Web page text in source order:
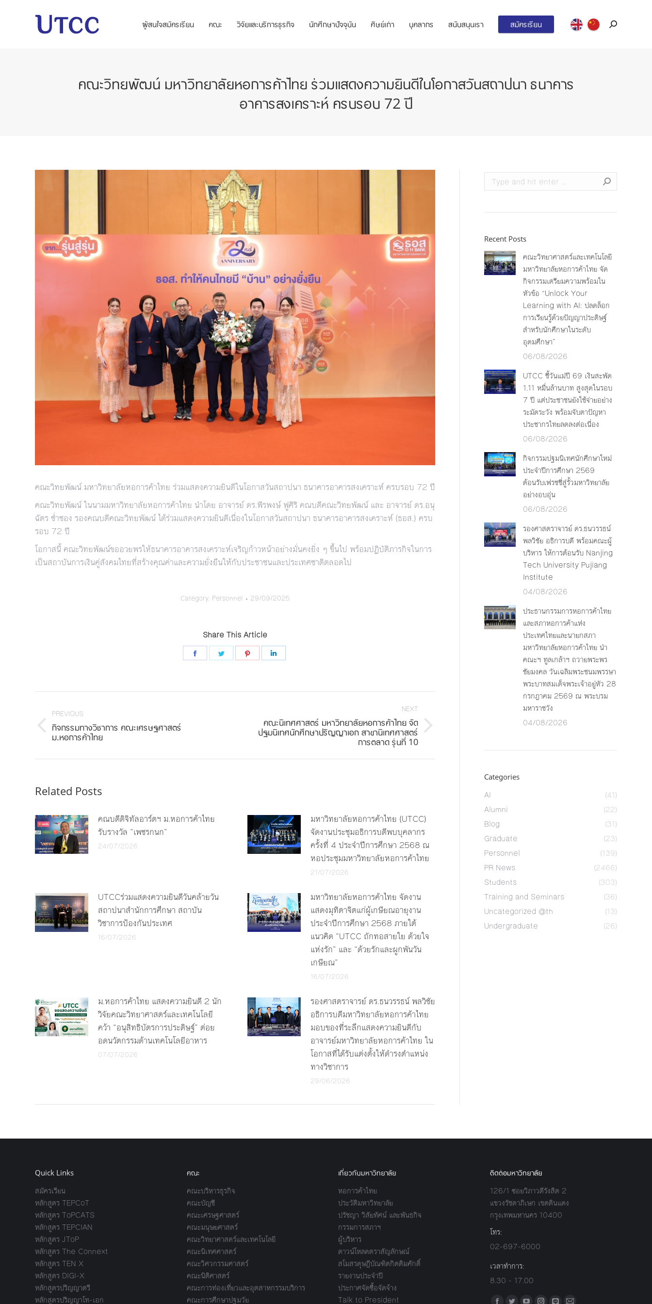
ผู้สนใจสมัครเรียน คณะ วิจัยและบริการธุรกิจ นักศึกษาปัจจุบัน ศิษย์เก่า บุคลากร สนับสนุนเรา สมัครเรียน Search:
คณะวิทยพัฒน์ มหาวิทยาลัยหอการค้าไทย ร่วมแสดงความยินดีในโอกาสวันสถาปนา ธนาคาร
อาคารสงเคราะห์ ครบรอบ 72 ปี
คณะวิทยพัฒน์ มหาวิทยาลัยหอการค้าไทย ร่วมแสดงความยินดีในโอกาสวันสถาปนา ธนาคารอาคารสงเคราะห์ ครบรอบ 72 ปี
คณะวิทยพัฒน์ ในนามมหาวิทยาลัยหอการค้าไทย นำโดย อาจารย์ ดร.พีรพงษ์ ฟูศิริ คณบดีคณะวิทยพัฒน์ และ อาจารย์ ดร.อนุ
ฉัตร ช่ำชอง รองคณบดีคณะวิทยพัฒน์ ได้ร่วมแสดงความยินดีเนื่องในโอกาสวันสถาปนา ธนาคารอาคารสงเคราะห์ (ธอส.) ครบ
รอบ 72 ปี
โอกาสนี้ คณะวิทยพัฒน์ขออวยพรให้ธนาคารอาคารสงเคราะห์เจริญก้าวหน้าอย่างมั่นคงยิ่ง ๆ ขึ้นไป พร้อมปฏิบัติภารกิจในการ
เป็นสถาบันการเงินคู่สังคมไทยที่สร้างคุณค่าและความยั่งยืนให้กับประชาชนและประเทศชาติตลอดไป
Category: Personnel 29/09/2025
Share This Article
Share Share
Share
navigation
PREVIOUS
Previous
post:
กิจกรรมทางวิชาการ คณะเศรษฐศาสตร์
ม.หอการค้าไทย
NEXT
Next
คณะนิเทศศาสตร์ มหาวิทยาลัยหอการค้าไทย จัด
ปฐมนิเทศนักศึกษาปริญญาเอก สาขานิเทศศาสตร์
การตลาด รุ่นที่ 10
Related Posts
คณบดีดิจิทัลอาร์ตฯ ม.หอการค้าไทย
รับรางวัล “เพชรกนก”
24/07/2026
มหาวิทยาลัยหอการค้าไทย (UTCC)
จัดงานประชุมอธิการบดีพบบุคลากร
ครั้งที่ 4 ประจำปีการศึกษา 2568 ณ
หอประชุมมหาวิทยาลัยหอการค้าไทย
21/07/2026
UTCCร่วมแสดงความยินดีวันคล้ายวัน
สถาปนาสำนักการศึกษา สถาบัน
วิชาการป้องกันประเทศ
16/07/2026
มหาวิทยาลัยหอการค้าไทย จัดงาน
แสดงมุทิตาจิตแก่ผู้เกษียณอายุงาน
ประจำปีการศึกษา 2568 ภายใต้
แนวคิด “UTCC ถักทอสายใย ด้วยใจ
แห่งรัก” และ “ด้วยรักและผูกพันวัน
เกษียณ”
16/07/2026
ม.หอการค้าไทย แสดงความยินดี 2 นัก
วิจัยคณะวิทยาศาสตร์และเทคโนโลยี
คว้า “อนุสิทธิบัตรการประดิษฐ์” ต่อย
อดนวัตกรรมด้านเทคโนโลยีอาหาร
07/07/2026
รองศาสตราจารย์ ดร.ธนวรรธน์ พลวิชัย
อธิการบดีมหาวิทยาลัยหอการค้าไทย
มอบของที่ระลึกแสดงความยินดีกับ
อาจารย์มหาวิทยาลัยหอการค้าไทย ใน
โอกาสที่ได้รับแต่งตั้งให้ดำรงตำแหน่ง
ทางวิชาการ
29/06/2026
Search:
Recent Posts
คณะวิทยาศาสตร์และเทคโนโลยี
มหาวิทยาลัยหอการค้าไทย จัด
กิจกรรมเตรียมความพร้อมใน
หัวข้อ “Unlock Your
Learning with AI: ปลดล็อก
การเรียนรู้ด้วยปัญญาประดิษฐ์
สำหรับนักศึกษาในระดับ
อุดมศึกษา”
06/08/2026
UTCC ชี้วันแม่ปี 69 เงินสะพัด
1.11 หมื่นล้านบาท สูงสุดในรอบ
7 ปี แต่ประชาชนยังใช้จ่ายอย่าง
ระมัดระวัง พร้อมจับตาปัญหา
ประชากรไทยลดลงต่อเนื่อง
06/08/2026
กิจกรรมปฐมนิเทศนักศึกษาใหม่
ประจำปีการศึกษา 2569
ต้อนรับเฟรชชี่สู่รั้วมหาวิทยาลัย
อย่างอบอุ่น
06/08/2026
รองศาสตราจารย์ ดร.ธนวรรธน์
พลวิชัย อธิการบดี พร้อมคณะผู้
บริหาร ให้การต้อนรับ Nanjing
Tech University Pujiang
Institute
04/08/2026
ประธานกรรมการหอการค้าไทย
และสภาหอการค้าแห่ง
ประเทศไทยและนายกสภา
มหาวิทยาลัยหอการค้าไทย นำ
คณะฯ ทูลเกล้าฯ ถวายพระพร
ชัยมงคล วันเฉลิมพระชนมพรรษา
พระบาทสมเด็จพระเจ้าอยู่หัว 28
กรกฎาคม 2569 ณ พระบรม
มหาราชวัง
04/08/2026
Categories
AI
(41)
Alumni
(22)
Blog
(31)
Graduate
(23)
Personnel
(139)
PR News
(2466)
Students
(303)
Training and Seminars
(36)
Uncategorized @th
(13)
Undergraduate
(26)
Quick Links
สมัครเรียน
หลักสูตร TEPCoT
หลักสูตร ToPCATS
หลักสูตร TEPCIAN
หลักสูตร JToP
หลักสูตร The Connext
หลักสูตร TEN X
หลักสูตร DIGI-X
หลักสูตรปริญญาตรี
หลักสูตรปริญญาโท-เอก
คณะ
คณะบริหารธุรกิจ
คณะบัญชี
คณะเศรษฐศาสตร์
คณะมนุษยศาสตร์
คณะวิทยาศาสตร์และเทคโนโลยี
คณะนิเทศศาสตร์
คณะวิศวกรรมศาสตร์
คณะนิติศาสตร์
คณะการท่องเที่ยวและอุตสาหกรรมบริการ
คณะการศึกษาปฐมวัย
เกี่ยวกับมหาวิทยาลัย
หอการค้าไทย
ประวัติมหาวิทยาลัย
ปรัชญา วิสัยทัศน์ และพันธกิจ
กรรมการสภาฯ
ผู้บริหาร
ดาวน์โหลดตราสัญลักษณ์
สโมสรดุษฎีบัณฑิตกิตติมศักดิ์
รายงานประจำปี
ประกาศจัดซื้อจัดจ้าง
Talk to President
ติดต่อมหาวิทยาลัย
126/1 ซอยวิภาวดีรังสิต 2
แขวงรัชดาภิเษก เขตดินแดง
กรุงเทพมหานคร 10400
โทร:
02-697-6000
เวลาทำการ:
8.30 - 17.00
Find us on: